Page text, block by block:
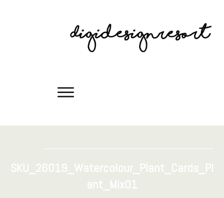
SKU_26019_Watercolour_Plant_Cards_Pl
ant_Mix01